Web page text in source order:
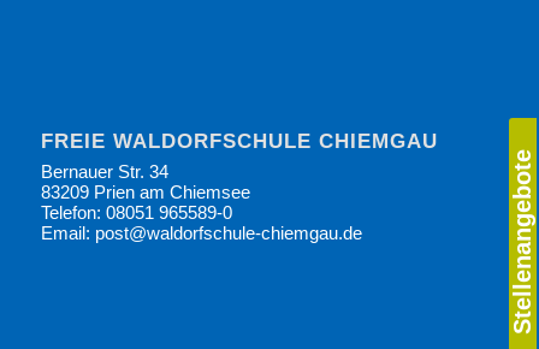
Stellenangebote
FREIE WALDORFSCHULE CHIEMGAU
Bernauer Str. 34
83209 Prien am Chiemsee
Telefon: 08051 965589-0
Email: post@waldorfschule-chiemgau.de